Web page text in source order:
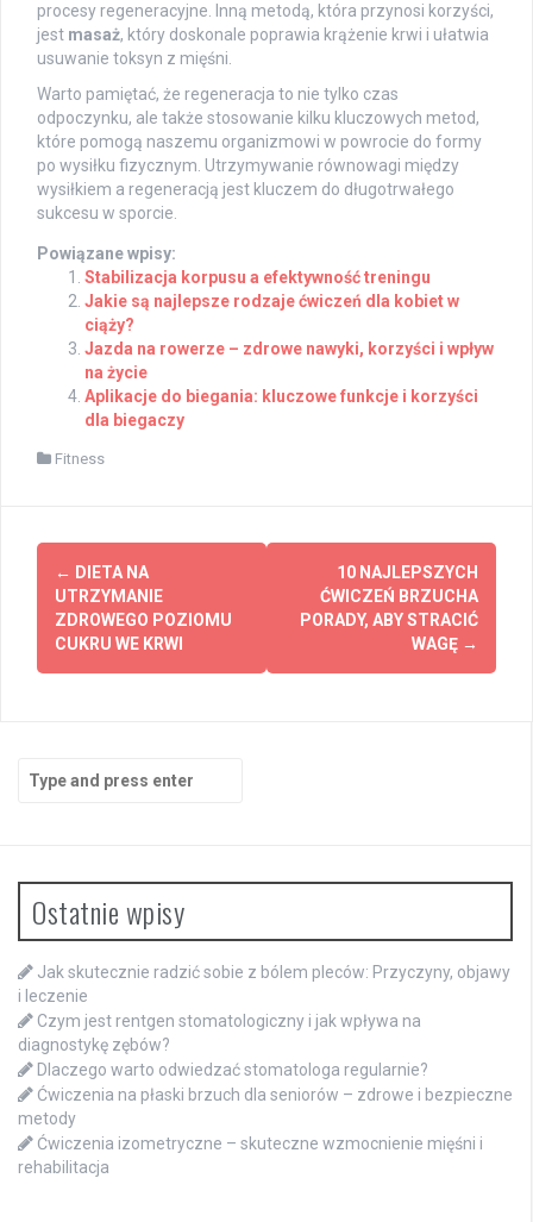
procesy regeneracyjne. Inną metodą, która przynosi korzyści,
jest masaż, który doskonale poprawia krążenie krwi i ułatwia
usuwanie toksyn z mięśni.
Warto pamiętać, że regeneracja to nie tylko czas
odpoczynku, ale także stosowanie kilku kluczowych metod,
które pomogą naszemu organizmowi w powrocie do formy
po wysiłku fizycznym. Utrzymywanie równowagi między
wysiłkiem a regeneracją jest kluczem do długotrwałego
sukcesu w sporcie.
Powiązane wpisy:
Stabilizacja korpusu a efektywność treningu
Jakie są najlepsze rodzaje ćwiczeń dla kobiet w
ciąży?
Jazda na rowerze – zdrowe nawyki, korzyści i wpływ
na życie
Aplikacje do biegania: kluczowe funkcje i korzyści
dla biegaczy
Fitness
Post
navigation
← DIETA NA
UTRZYMANIE
ZDROWEGO POZIOMU
CUKRU WE KRWI
10 NAJLEPSZYCH
ĆWICZEŃ BRZUCHA
PORADY, ABY STRACIĆ
WAGĘ →
Search
for:
Ostatnie wpisy
Jak skutecznie radzić sobie z bólem pleców: Przyczyny, objawy
i leczenie
Czym jest rentgen stomatologiczny i jak wpływa na
diagnostykę zębów?
Dlaczego warto odwiedzać stomatologa regularnie?
Ćwiczenia na płaski brzuch dla seniorów – zdrowe i bezpieczne
metody
Ćwiczenia izometryczne – skuteczne wzmocnienie mięśni i
rehabilitacja